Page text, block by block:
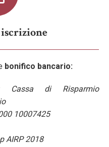
bonifico bancario:
Cassa di Risparmio
10007425
AIRP 2018